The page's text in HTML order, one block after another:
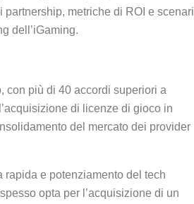
metriche di ROI e scenari
dell’iGaming.
con più di 40 accordi superiori a
di licenze di gioco in
del mercato dei provider
e potenziamento del tech
opta per l’acquisizione di un